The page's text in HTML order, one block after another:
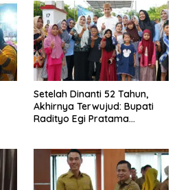
Setelah Dinanti 52 Tahun,
Akhirnya Terwujud: Bupati
Radityo Egi Pratama